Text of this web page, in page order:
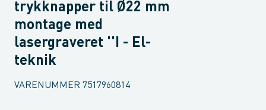
trykknapper til Ø22 mm
montage med
lasergraveret ''I - El-
teknik
VARENUMMER 7517960814